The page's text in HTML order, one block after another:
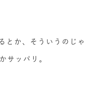
とか、そういうのじゃ
サッパリ。